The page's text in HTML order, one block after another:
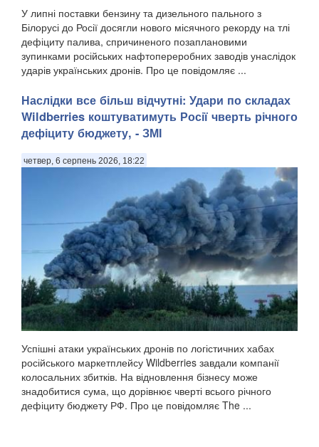
У липні поставки бензину та дизельного пального з
Білорусі до Росії досягли нового місячного рекорду на тлі
дефіциту палива, спричиненого позаплановими
зупинками російських нафтопереробних заводів унаслідок
ударів українських дронів. Про це повідомляє ...
Наслідки все більш відчутні: Удари по складах
Wildberries коштуватимуть Росії чверть річного
дефіциту бюджету, - ЗМІ
четвер, 6 серпень 2026, 18:22
Успішні атаки українських дронів по логістичних хабах
російського маркетплейсу Wildberries завдали компанії
колосальних збитків. На відновлення бізнесу може
знадобитися сума, що дорівнює чверті всього річного
дефіциту бюджету РФ. Про це повідомляє The ...